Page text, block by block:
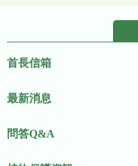
首長信箱
最新消息
問答Q&A